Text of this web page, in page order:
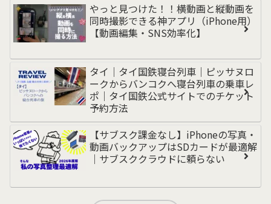
やっと見つけた！！横動画と縦動画を
同時撮影できる神アプリ（iPhone用）
【動画編集・SNS効率化】
タイ｜タイ国鉄寝台列車｜ピッサヌロ
ークからバンコクへ寝台列車の乗車レ
ポ｜タイ国鉄公式サイトでのチケット
予約方法
【サブスク課金なし】iPhoneの写真・
動画バックアップはSDカードが最適解
｜サブスククラウドに頼らない